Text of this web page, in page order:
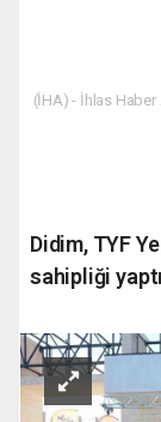
(İHA) - İhlas Haber
Didim, TYF
sahipliği yaptı